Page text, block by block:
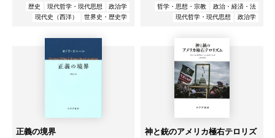
歴史
現代哲学・現代思想
政治学
現代史（西洋）
世界史・歴史学
哲学・思想・宗教
政治・経済・法
現代哲学・現代思想
政治学
正義の境界
神と銃のアメリカ極右テロリズ